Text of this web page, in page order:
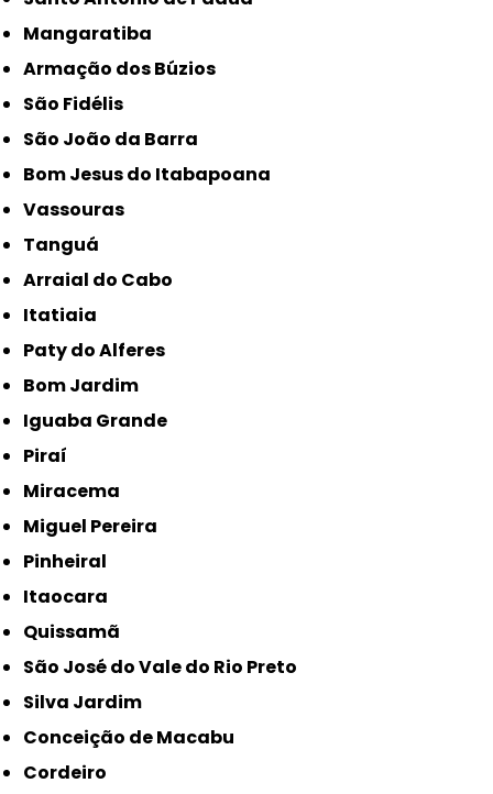
Mangaratiba
Armação dos Búzios
São Fidélis
São João da Barra
Bom Jesus do Itabapoana
Vassouras
Tanguá
Arraial do Cabo
Itatiaia
Paty do Alferes
Bom Jardim
Iguaba Grande
Piraí
Miracema
Miguel Pereira
Pinheiral
Itaocara
Quissamã
São José do Vale do Rio Preto
Silva Jardim
Conceição de Macabu
Cordeiro